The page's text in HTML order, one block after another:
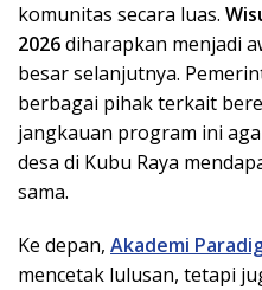
komunitas secara luas.
2026diharapkan menjadi
besar selanjutnya.
berbagai pihak terkait
jangkauan program ini
desa di Kubu Raya
sama.
Ke depan, Akademi
mencetak lulusan, tetapi